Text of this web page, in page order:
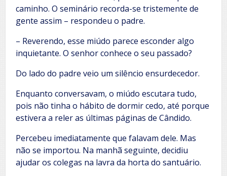
caminho. O seminário recorda-se tristemente de
gente assim – respondeu o padre.
– Reverendo, esse miúdo parece esconder algo
inquietante. O senhor conhece o seu passado?
Do lado do padre veio um silêncio ensurdecedor.
Enquanto conversavam, o miúdo escutara tudo,
pois não tinha o hábito de dormir cedo, até porque
estivera a reler as últimas páginas de Cândido.
Percebeu imediatamente que falavam dele. Mas
não se importou. Na manhã seguinte, decidiu
ajudar os colegas na lavra da horta do santuário.